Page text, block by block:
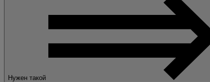
Нужен такой